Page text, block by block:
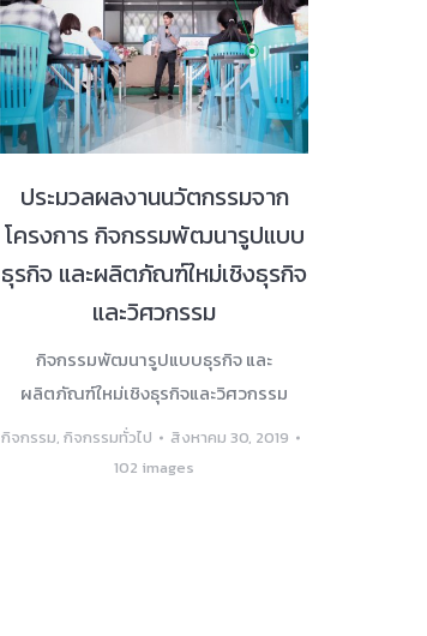
ประมวลผลงานนวัตกรรมจาก
โครงการ กิจกรรมพัฒนารูปแบบ
ธุรกิจ และผลิตภัณฑ์ใหม่เชิงธุรกิจ
และวิศวกรรม
กิจกรรมพัฒนารูปแบบธุรกิจ และ
ผลิตภัณฑ์ใหม่เชิงธุรกิจและวิศวกรรม
กิจกรรม, กิจกรรมทั่วไป
สิงหาคม 30, 2019
102 images